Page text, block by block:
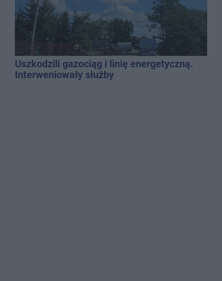
Uszkodzili gazociąg i linię energetyczną.
Interweniowały służby